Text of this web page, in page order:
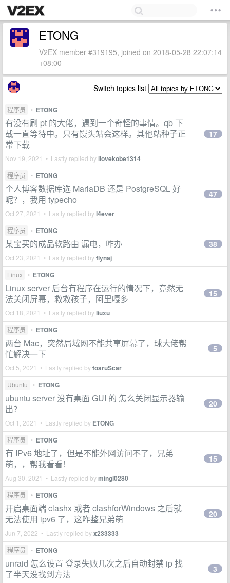
ETONG
V2EX member #319195, joined on 2018-05-28 22:07:14
+08:00
Switch topics list
程序员 • ETONG
有没有刷 pt 的大佬，遇到一个奇怪的事情。qb 下
载一直等待中。只有馒头站会这样。其他站种子正
常下载
Nov 19, 2021 • Lastly replied byilovekobe1314
17
程序员 • ETONG
个人博客数据库选 MariaDB 还是 PostgreSQL 好
呢？，我用 typecho
Oct 27, 2021 • Lastly replied byl4ever
47
程序员 • ETONG
某宝买的成品软路由 漏电，咋办
Oct 23, 2021 • Lastly replied byflynaj
38
Linux • ETONG
Linux server 后台有程序在运行的情况下，竟然无
法关闭屏幕，救救孩子，阿里嘎多
Oct 18, 2021 • Lastly replied byliuxu
15
程序员 • ETONG
两台 Mac，突然局域网不能共享屏幕了，球大佬帮
忙解决一下
Oct 5, 2021 • Lastly replied bytoaruScar
5
Ubuntu • ETONG
ubuntu server 没有桌面 GUI 的 怎么关闭显示器输
出？
Oct 1, 2021 • Lastly replied by ETONG
20
程序员 • ETONG
有 IPv6 地址了，但是不能外网访问不了，兄弟
萌，，帮我看看！
Aug 30, 2021 • Lastly replied bymingl0280
15
程序员 • ETONG
开启桌面端 clashx 或者 clashforWindows 之后就
无法使用 ipv6 了，这咋整兄弟萌
Jun 7, 2022 • Lastly replied byx233333
20
程序员 • ETONG
unraid 怎么设置 登录失败几次之后自动封禁 ip 找
了半天没找到方法
3